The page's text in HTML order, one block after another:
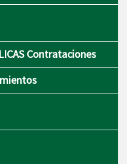
Contrataciones